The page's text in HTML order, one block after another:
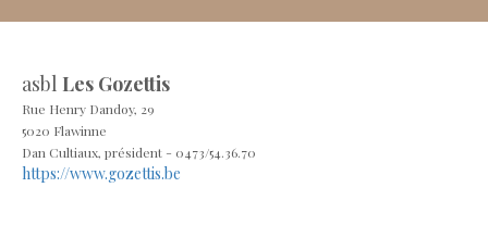
asbl Les Gozettis
Rue Henry Dandoy, 29
5020 Flawinne
Dan Cultiaux, président - 0473/54.36.70
https://www.gozettis.be